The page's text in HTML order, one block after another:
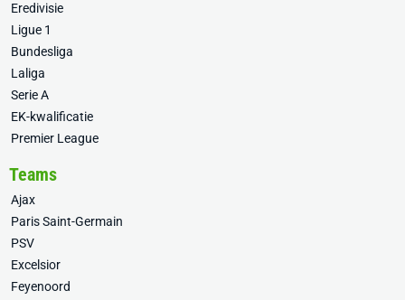
Eredivisie
Ligue 1
Bundesliga
Laliga
Serie A
EK-kwalificatie
Premier League
Teams
Ajax
Paris Saint-Germain
PSV
Excelsior
Feyenoord